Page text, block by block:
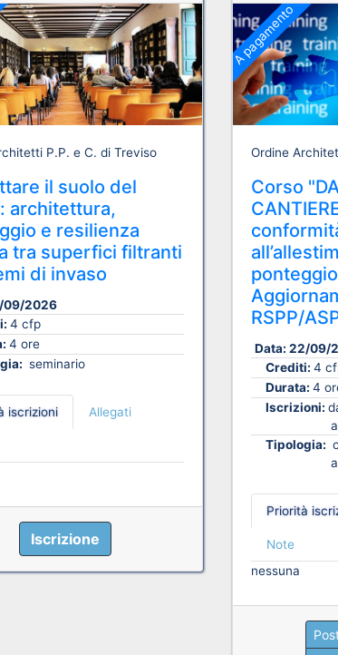
P.P. e C. di Treviso
il suolo del
architettura,
e resilienza
tra superfici filtranti
di invaso
09/2026
4 cfp
4 ore
seminario
iscrizioni Allegati
Iscrizione
A pagamento
Ordine
Corso
RSPP/
Data: 22/09/
Crediti: 4
Durata: 4
Iscrizioni:
Tipologia:
Priorità
Note
nessuna